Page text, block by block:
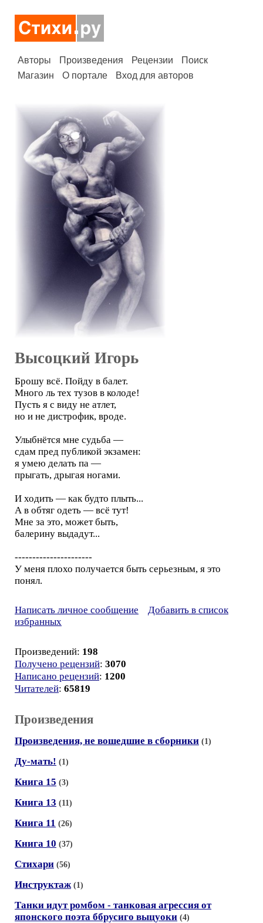
Авторы Произведения Рецензии
Поиск
Магазин
О портале Вход для авторов
Высоцкий Игорь
Брошу всё. Пойду в балет.
Много ль тех тузов в колоде!
Пусть я с виду не атлет,
но и не дистрофик, вроде.
Улыбнётся мне судьба —
сдам пред публикой экзамен:
я умею делать па —
прыгать, дрыгая ногами.
И ходить — как будто плыть...
А в обтяг одеть — всё тут!
Мне за это, может быть,
балерину выдадут...
----------------------
У меня плохо получается быть серьезным, я это
понял.
Написать личное сообщение
Добавить в список
избранных
Произведений: 198
Получено рецензий: 3070
Написано рецензий: 1200
Читателей: 65819
Произведения
Произведения, не вошедшие в сборники (1)
Ду-мать! (1)
Книга 15 (3)
Книга 13 (11)
Книга 11 (26)
Книга 10 (37)
Стихари (56)
Инструктаж (1)
Танки идут ромбом - танковая агрессия от
японского поэта ббрусиго выцуоки (4)